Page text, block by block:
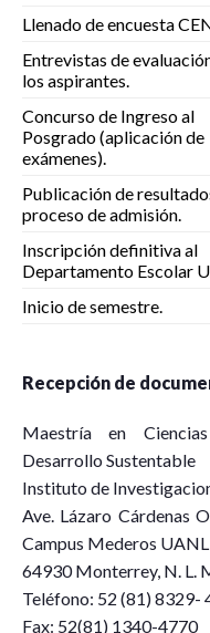
Llenado de encuesta
Entrevistas de
los aspirantes.
Concurso de Ingreso al
Posgrado (aplicación de
exámenes).
Publicación de
proceso de admisión.
Inscripción definitiva al
Departamento Escolar
Inicio de semestre.
Recepción de
Maestría en
Desarrollo Sustentable
Instituto de
Ave. Lázaro Cárdenas
Campus Mederos UANL
64930 Monterrey, N. L.
Teléfono: 52 (81) 8329-
Fax: 52(81) 1340-4770